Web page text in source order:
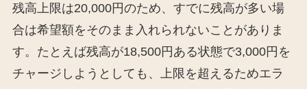
残高上限は20,000円のため、すでに残高が多い場
合は希望額をそのまま入れられないことがありま
す。たとえば残高が18,500円ある状態で3,000円を
チャージしようとしても、上限を超えるためエラ